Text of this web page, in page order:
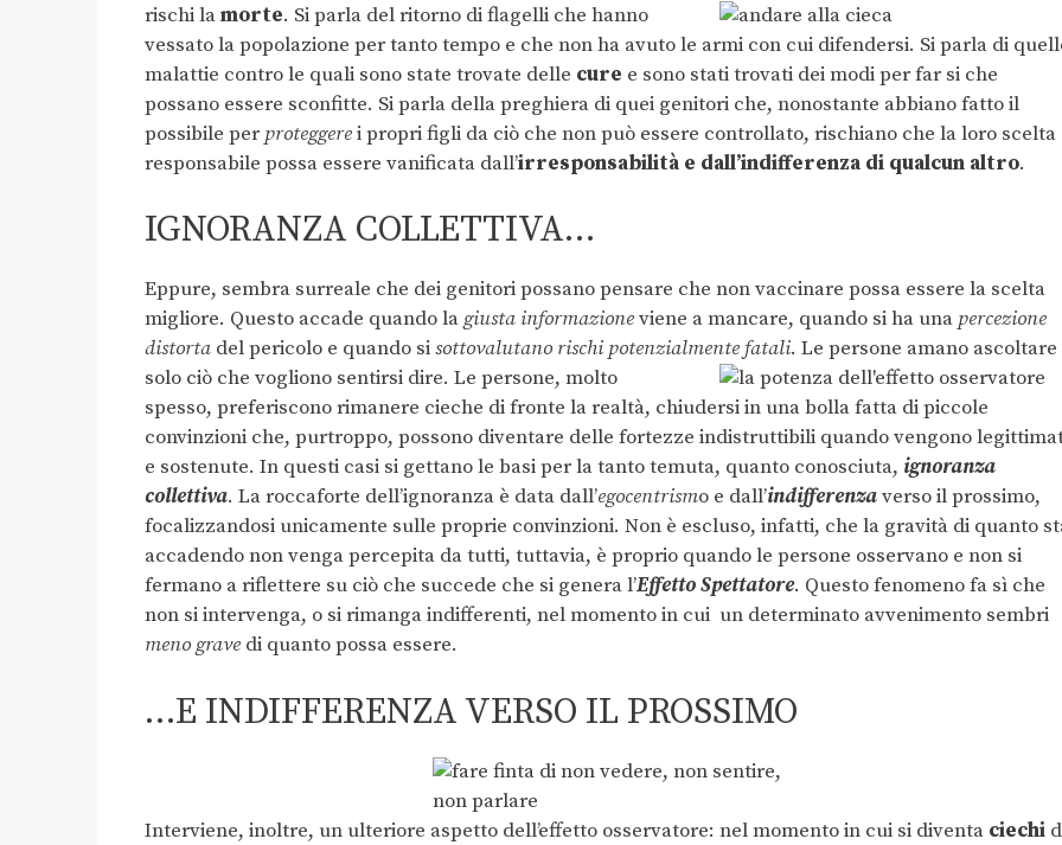
rischi lamorte. Si parla del ritorno di flagelli che hanno
vessato la popolazione per tanto tempo e che non ha avuto le armi con cui difendersi. Si parla di
malattie contro le quali sono state trovate delle cure e sono stati trovati dei modi per far si che
possano essere sconfitte. Si parla della preghiera di quei genitori che, nonostante abbiano fatto il
possibile per proteggerei propri figli da ciò che non può essere controllato, rischiano che la loro scelta
responsabile possa essere vanificata dall’irresponsabilità e dall’indifferenza di qualcun altro.
IGNORANZA COLLETTIVA…
Eppure, sembra surreale che dei genitori possano pensare che non vaccinare possa essere la scelta
migliore. Questo accade quando lagiusta informazioneviene a mancare, quando si ha una percezione
distorta del pericolo e quando sisottovalutano rischi potenzialmente fatali. Le persone amano ascoltare
solo ciò che vogliono sentirsi dire. Le persone, molto
spesso, preferiscono rimanere cieche di fronte la realtà, chiudersi in una bolla fatta di piccole
convinzioni che, purtroppo, possono diventare delle fortezze indistruttibili quando vengono
e sostenute. In questi casi si gettano le basi per la tanto temuta, quanto conosciuta, ignoranza
collettiva. La roccaforte dell’ignoranza è data dall’egocentrismo e dall’indifferenzaverso il prossimo,
focalizzandosi unicamente sulle proprie convinzioni. Non è escluso, infatti, che la gravità di quanto
accadendo non venga percepita da tutti, tuttavia, è proprio quando le persone osservano e non si
fermano a riflettere su ciò che succede che si genera l’EffettoSpettatore. Questo fenomeno fa sì che
non si intervenga, o si rimanga indifferenti, nel momento in cui un determinato avvenimento sembri
meno grave di quanto possa essere.
…E INDIFFERENZA VERSO IL PROSSIMO
Interviene, inoltre, un ulteriore aspetto dell’effetto osservatore: nel momento in cui si diventa ciechi